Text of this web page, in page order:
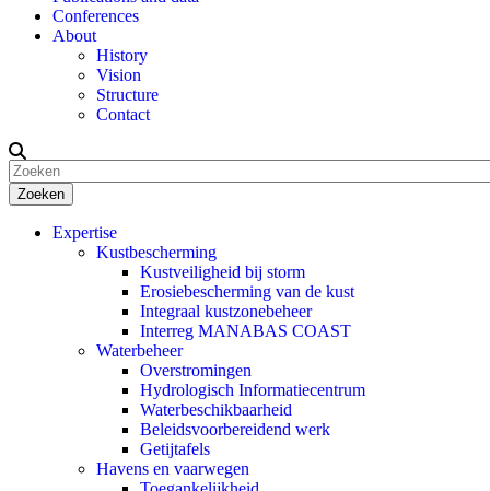
Conferences
About
History
Vision
Structure
Contact
Zoeken
Expertise
Kustbescherming
Kustveiligheid bij storm
Erosiebescherming van de kust
Integraal kustzonebeheer
Interreg MANABAS COAST
Waterbeheer
Overstromingen
Hydrologisch Informatiecentrum
Waterbeschikbaarheid
Beleidsvoorbereidend werk
Getijtafels
Havens en vaarwegen